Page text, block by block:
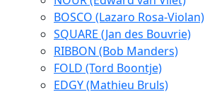
BOSCO (Lazaro Rosa-Violan)
SQUARE (Jan des Bouvrie)
RIBBON (Bob Manders)
FOLD (Tord Boontje)
EDGY (Mathieu Bruls)